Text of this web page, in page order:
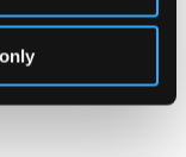
på